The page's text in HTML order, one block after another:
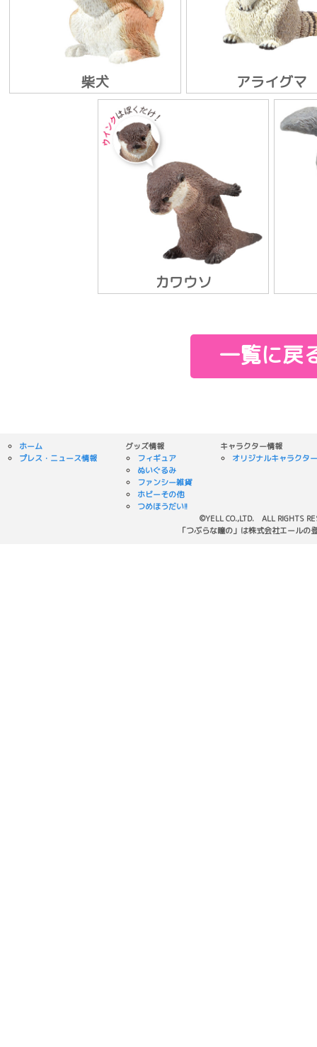
柴犬 アライグマ
カワウソ
一覧に戻
ホーム
プレス・ニュース情報
グッズ情報
フィギュア
ぬいぐるみ
ファンシー雑貨
ホビーその他
つめほうだい!!
キャラクター情報
オリジナルキャラクター
©YELL CO.,LTD. ALL RIGHTS
「つぶらな瞳の」は株式会社エールの